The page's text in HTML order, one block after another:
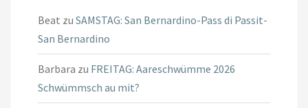
Beat zu SAMSTAG: San Bernardino-Pass di Passit-
San Bernardino
Barbara zu FREITAG: Aareschwümme 2026
Schwümmsch au mit?